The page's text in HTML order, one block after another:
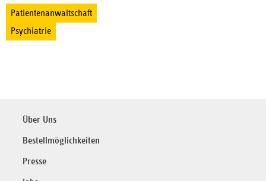
Patientenanwaltschaft
Psychiatrie
Über Uns
Bestellmöglichkeiten
Presse